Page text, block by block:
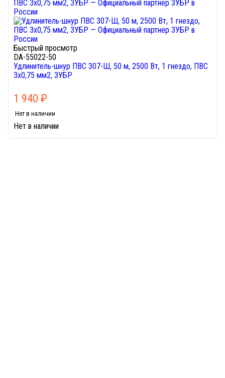
Быстрый просмотр
DA-55022-50
Удлинитель-шнур ПВС 307-Ш, 50 м, 2500 Вт, 1 гнездо, ПВС
3х0,75 мм2, ЗУБР
1 940 ₽
Нет в наличии
Нет в наличии